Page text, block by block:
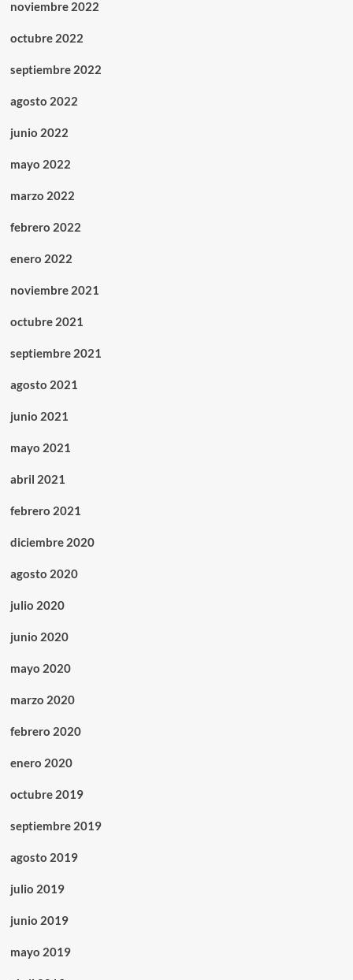
noviembre 2022
octubre 2022
septiembre 2022
agosto 2022
junio 2022
mayo 2022
marzo 2022
febrero 2022
enero 2022
noviembre 2021
octubre 2021
septiembre 2021
agosto 2021
junio 2021
mayo 2021
abril 2021
febrero 2021
diciembre 2020
agosto 2020
julio 2020
junio 2020
mayo 2020
marzo 2020
febrero 2020
enero 2020
octubre 2019
septiembre 2019
agosto 2019
julio 2019
junio 2019
mayo 2019